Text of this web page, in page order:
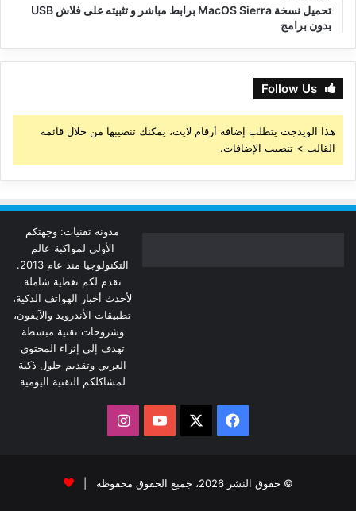
تحميل نسخة MacOS Sierra برابط مباشر و تثبيته على فلاش USB
بدون برامج
Follow Us
هذا الويدجت يتطلب إضافة أرقام لايت، يمكنك تنصيبها من خلال قائمة
القالب > تنصيب الإضافات.
مدونة تقنيات: وجهتكم
الأولى لمواكبة عالم
التكنولوجيا منذ عام 2013.
نقدم لكم تغطية شاملة
لأحدث أخبار الهواتف الذكية،
تطبيقات الأندرويد والآيفون،
وشروحات تقنية مبسطة
تهدف إلى إثراء المحتوى
العربي وتقديم حلول ذكية
لمشاكلكم التقنية اليومية
فيسبوك ‫YouTubeانستقرام
© حقوق النشر 2026، جميع الحقوق محفوظة |